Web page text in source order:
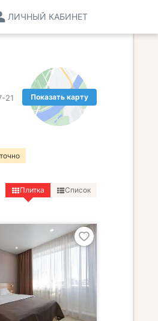
ЛИЧНЫЙ КАБИНЕТ
Показать карту
21
Плитка Список